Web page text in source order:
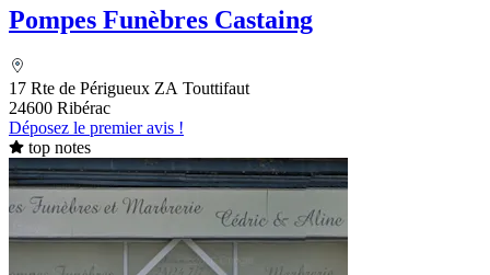
Pompes Funèbres Castaing
17 Rte de Périgueux ZA Touttifaut
24600 Ribérac
Déposez le premier avis !
top notes